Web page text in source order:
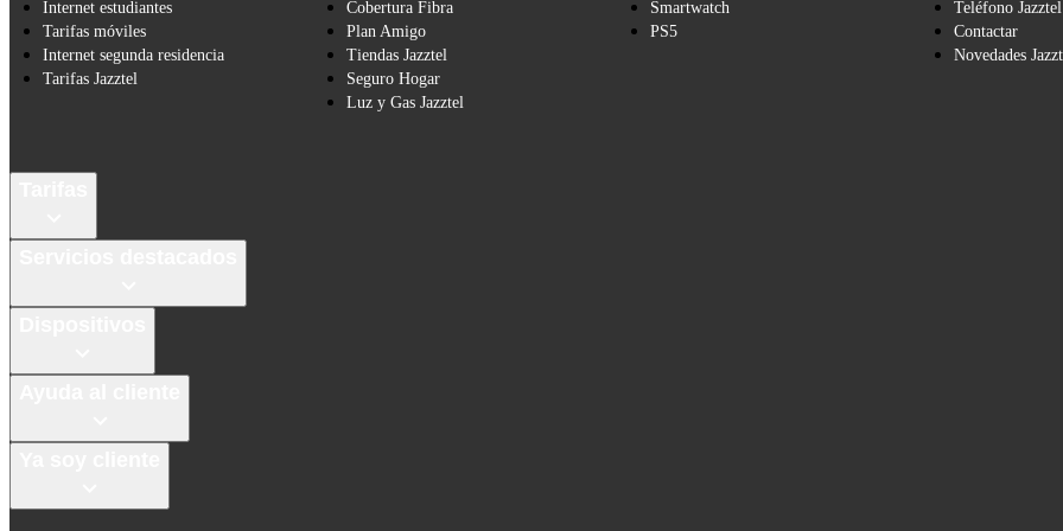
Internet estudiantes
Tarifas móviles
Internet segunda residencia
Tarifas Jazztel
Cobertura Fibra
Plan Amigo
Tiendas Jazztel
Seguro Hogar
Luz y Gas Jazztel
Smartwatch
PS5
Teléfono Jazztel
Contactar
Novedades